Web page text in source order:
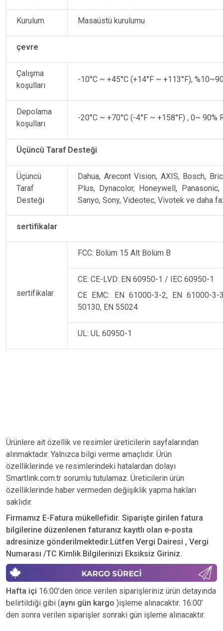
Kurulum Masaüstü kurulumu
çevre
Çalışma
koşulları
-10°C ~ +45°C (+14°F ~ +113°F),
Depolama
koşulları
-20°C ~ +70°C (-4°F ~ +158°F) , 0~ 90%
Üçüncü Taraf Desteği
Üçüncü
Taraf
Desteği
Dahua, Arecont Vision, AXIS, Bosch,
Plus, Dynacolor, Honeywell,
Sanyo, Sony, Videotec, Vivotek ve daha
sertifikalar
sertifikalar
FCC: Bölüm 15 Alt Bölüm B
CE: CE-LVD: EN 60950-1 / IEC 60950-1
CE EMC: EN 61000-3-2, EN 61000-3-
50130, EN 55024
UL: UL 60950-1
Ürünlere ait özellik ve resimler üreticilerin sayfalarından
alınmaktadır. Yalnızca bilgi verme amaçlıdır. Ürün
özelliklerinde ve resimlerindeki hatalardan dolayı
Smartlink.com.tr sorumlu tutulamaz. Üreticilerin ürün
özelliklerinde haber vermeden değişiklik yapma hakları
saklıdır.
Firmamız E-Fatura mükellefidir. Siparişte girilen fatura
bilgilerine düzenlenen faturanız kayıtlı olan e-posta
adresinize gönderilmektedir.Lütfen Vergi Dairesi , Vergi
Numarası /TC Kimlik Bilgilerinizi Eksiksiz Giriniz.
Hafta içi 16:00’den önce verilen siparişleriniz ürün detayında
belirtildiği gibi (aynı gün kargo )işleme alınacaktır. 16:00’
den sonra verilen siparişler sonraki gün işleme alınacaktır.